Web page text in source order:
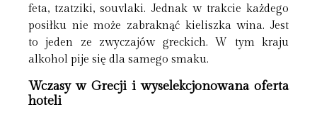
feta, tzatziki, souvlaki. Jednak w trakcie każdego
posiłku nie może zabraknąć kieliszka wina. Jest
to jeden ze zwyczajów greckich. W tym kraju
alkohol pije się dla samego smaku.
Wczasy w Grecji i wyselekcjonowana oferta
hoteli